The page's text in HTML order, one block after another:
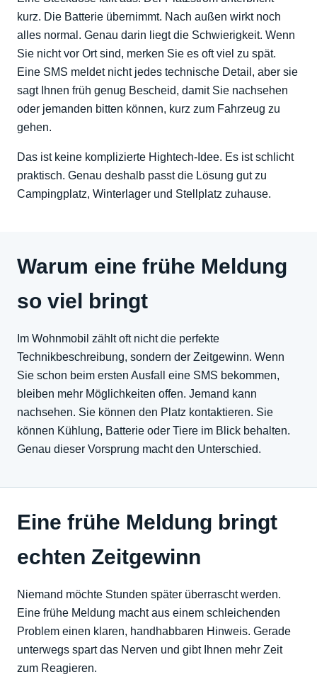
kurz. Die Batterie übernimmt. Nach außen wirkt noch
alles normal. Genau darin liegt die Schwierigkeit. Wenn
Sie nicht vor Ort sind, merken Sie es oft viel zu spät.
Eine SMS meldet nicht jedes technische Detail, aber sie
sagt Ihnen früh genug Bescheid, damit Sie nachsehen
oder jemanden bitten können, kurz zum Fahrzeug zu
gehen.
Das ist keine komplizierte Hightech-Idee. Es ist schlicht
praktisch. Genau deshalb passt die Lösung gut zu
Campingplatz, Winterlager und Stellplatz zuhause.
Warum eine frühe Meldung
so viel bringt
Im Wohnmobil zählt oft nicht die perfekte
Technikbeschreibung, sondern der Zeitgewinn. Wenn
Sie schon beim ersten Ausfall eine SMS bekommen,
bleiben mehr Möglichkeiten offen. Jemand kann
nachsehen. Sie können den Platz kontaktieren. Sie
können Kühlung, Batterie oder Tiere im Blick behalten.
Genau dieser Vorsprung macht den Unterschied.
Eine frühe Meldung bringt
echten Zeitgewinn
Niemand möchte Stunden später überrascht werden.
Eine frühe Meldung macht aus einem schleichenden
Problem einen klaren, handhabbaren Hinweis. Gerade
unterwegs spart das Nerven und gibt Ihnen mehr Zeit
zum Reagieren.